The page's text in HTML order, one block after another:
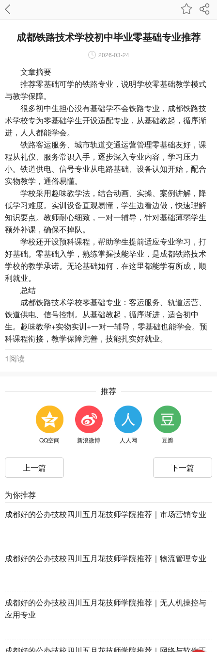
成都铁路技术学校初中毕业零基础专业推荐
2026-03-24
文章摘要
推荐零基础可学的铁路专业，说明学校零基础教学模式
与教学保障。
很多初中生担心没有基础学不会铁路专业，成都铁路技
术学校专为零基础学生开设适配专业，从基础教起，循序渐
进，人人都能学会。
铁路客运服务、城市轨道交通运营管理零基础友好，课
程从礼仪、服务常识入手，逐步深入专业内容，学习压力
小。铁道供电、信号专业从电路基础、设备认知开始，配合
实物教学，通俗易懂。
学校采用趣味教学法，结合动画、实操、案例讲解，降
低学习难度。实训设备直观易懂，学生边看边做，快速理解
知识要点。教师耐心细致，一对一辅导，针对基础薄弱学生
额外补课，确保不掉队。
学校还开设预科课程，帮助学生提前适应专业学习，打
好基础。零基础入学，熟练掌握技能毕业，是成都铁路技术
学校的教学承诺。无论基础如何，在这里都能学有所成，顺
利就业。
总结
成都铁路技术学校零基础专业：客运服务、轨道运营、
铁道供电、信号控制。从基础教起，循序渐进，适合初中
生。趣味教学+实物实训+一对一辅导，零基础也能学会。预
科课程衔接，教学保障完善，技能扎实好就业。
1阅读
推荐
QQ空间 新浪微博 人人网 豆瓣
上一篇 下一篇
为你推荐
成都好的公办技校四川五月花技师学院推荐｜市场营销专业
成都好的公办技校四川五月花技师学院推荐｜物流管理专业
成都好的公办技校四川五月花技师学院推荐｜无人机操控与
应用专业